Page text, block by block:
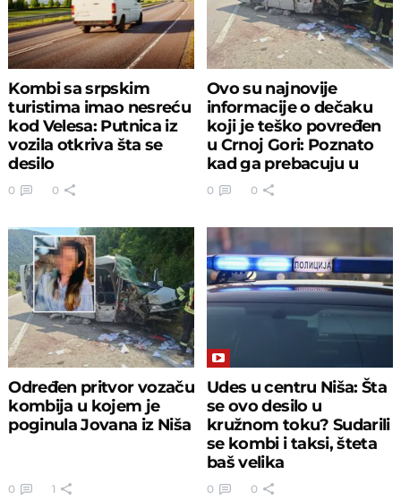
Kombi sa srpskim
turistima imao nesreću
kod Velesa: Putnica iz
vozila otkriva šta se
desilo
0 0
Ovo su najnovije
informacije o dečaku
koji je teško povređen
u Crnoj Gori: Poznato
kad ga prebacuju u
Srbiju
0 0
Određen pritvor vozaču
kombija u kojem je
poginula Jovana iz Niša
0 1
Udes u centru Niša: Šta
se ovo desilo u
kružnom toku? Sudarili
se kombi i taksi, šteta
baš velika
0 0